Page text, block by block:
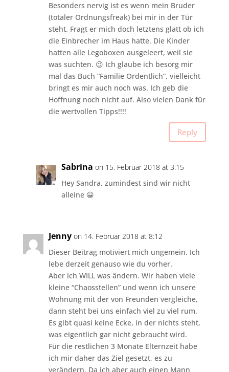
Besonders nervig ist es wenn mein Bruder
(totaler Ordnungsfreak) bei mir in der Tür
steht. Fragt er mich doch letztens glatt ob ich
die Einbrecher im Haus hatte. Die Kinder
hatten alle Legoboxen ausgeleert, weil sie
was suchten. 😉 Ich glaube ich besorg mir
mal das Buch “Familie Ordentlich”, vielleicht
bringt es mir auch noch was. Ich geb die
Hoffnung noch nicht auf. Also vielen Dank für
die wertvollen Tipps!!!!
Reply
Sabrina on 15. Februar 2018 at 3:15
Hey Sandra, zumindest sind wir nicht
alleine 😀
Jenny on 14. Februar 2018 at 8:12
Dieser Beitrag motiviert mich ungemein. Ich
lebe derzeit genauso wie du vorher.
Aber ich WILL was ändern. Wir haben viele
kleine “Chaosstellen” und wenn ich unsere
Wohnung mit der von Freunden vergleiche,
dann steht bei uns einfach viel zu viel rum.
Es gibt quasi keine Ecke, in der nichts steht,
was eigentlich gar nicht gebraucht wird.
Für die restlichen 3 Monate Elternzeit habe
ich mir daher das Ziel gesetzt, es zu
verändern. Da ich aber auch einen Mann